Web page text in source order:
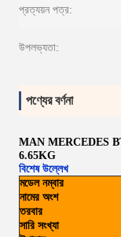
প্রত্যয়ন পত্র:
উপলভ্যতা:
পণ্যের বর্ণনা
MAN MERCEDES
6.65KG
বিশেষ উল্লেখ
মডেল নম্বার
নামের অংশ
তরবার
সারি সংখ্যা